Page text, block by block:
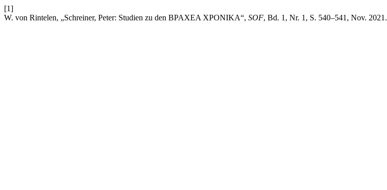
[1]
W. von Rintelen, „Schreiner, Peter: Studien zu den BPAXEA XPONIKA“, SOF, Bd. 1, Nr. 1, S. 540–541, Nov. 2021.